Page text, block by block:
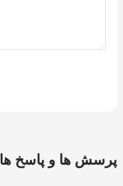
پرسش ها و پاسخ ها